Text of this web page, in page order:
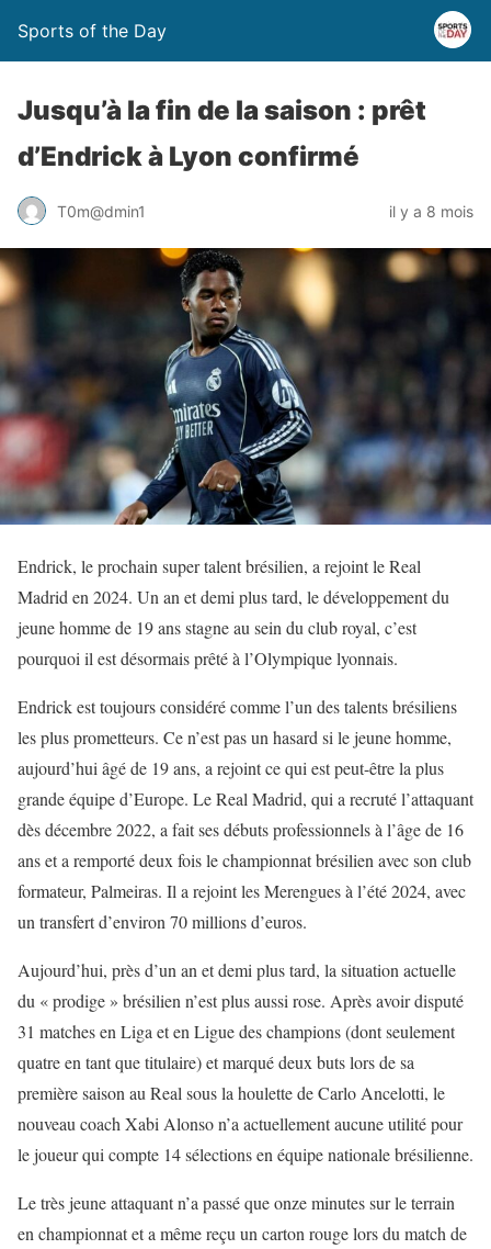
Sports of the Day
Jusqu’à la fin de la saison : prêt
d’Endrick à Lyon confirmé
T0m@dmin1 il y a 8 mois
Endrick, le prochain super talent brésilien, a rejoint le Real
Madrid en 2024. Un an et demi plus tard, le développement du
jeune homme de 19 ans stagne au sein du club royal, c’est
pourquoi il est désormais prêté à l’Olympique lyonnais.
Endrick est toujours considéré comme l’un des talents brésiliens
les plus prometteurs. Ce n’est pas un hasard si le jeune homme,
aujourd’hui âgé de 19 ans, a rejoint ce qui est peut-être la plus
grande équipe d’Europe. Le Real Madrid, qui a recruté l’attaquant
dès décembre 2022, a fait ses débuts professionnels à l’âge de 16
ans et a remporté deux fois le championnat brésilien avec son club
formateur, Palmeiras. Il a rejoint les Merengues à l’été 2024, avec
un transfert d’environ 70 millions d’euros.
Aujourd’hui, près d’un an et demi plus tard, la situation actuelle
du « prodige » brésilien n’est plus aussi rose. Après avoir disputé
31 matches en Liga et en Ligue des champions (dont seulement
quatre en tant que titulaire) et marqué deux buts lors de sa
première saison au Real sous la houlette de Carlo Ancelotti, le
nouveau coach Xabi Alonso n’a actuellement aucune utilité pour
le joueur qui compte 14 sélections en équipe nationale brésilienne.
Le très jeune attaquant n’a passé que onze minutes sur le terrain
en championnat et a même reçu un carton rouge lors du match de